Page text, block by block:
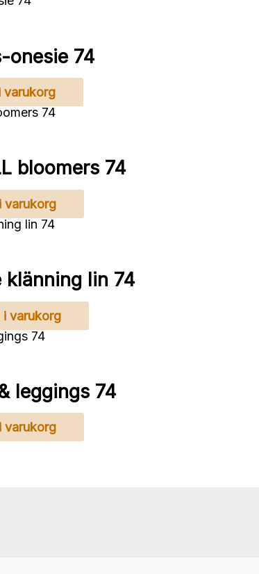
onesie 74
varukorg
bloomers 74
varukorg
klänning lin 74
i varukorg
leggings 74
varukorg